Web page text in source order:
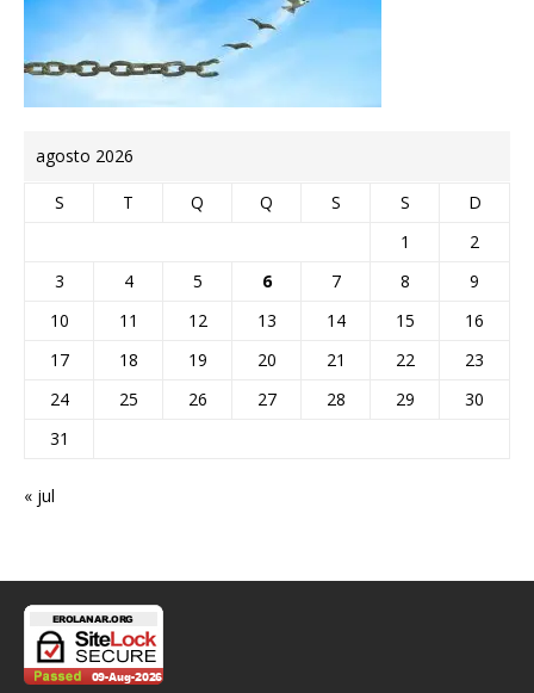
agosto 2026
S T Q Q S S
D
1
2
3
4 5 6 7 8
9
10
11 12 13 14 15
16
17
18 19 20 21 22
23
24
25 26 27 28 29
30
31
« jul